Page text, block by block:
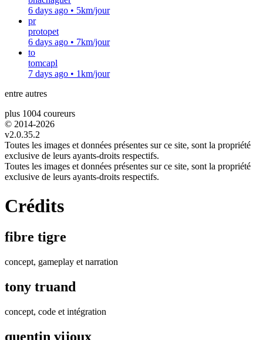
6 days ago • 5km/jour
pr
protopet
6 days ago • 7km/jour
to
tomcapl
7 days ago • 1km/jour
entre autres
plus 1004 coureurs
© 2014-2026
v2.0.35.2
Toutes les images et données présentes sur ce site, sont la propriété
exclusive de leurs ayants-droits respectifs.
Toutes les images et données présentes sur ce site, sont la propriété
exclusive de leurs ayants-droits respectifs.
Crédits
fibre tigre
concept, gameplay et narration
tony truand
concept, code et intégration
quentin vijoux